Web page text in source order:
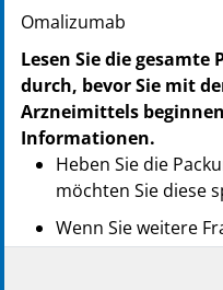
Omalizumab
Lesen Sie die
durch, bevor Sie mit
Arzneimittels
Informationen.
Heben Sie die
möchten Sie diese
Wenn Sie weitere
an Ihren Arzt,